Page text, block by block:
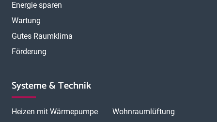
Energie sparen
Wartung
Gutes Raumklima
Förderung
Systeme & Technik
Heizen mit Wärmepumpe
Wohnraumlüftung